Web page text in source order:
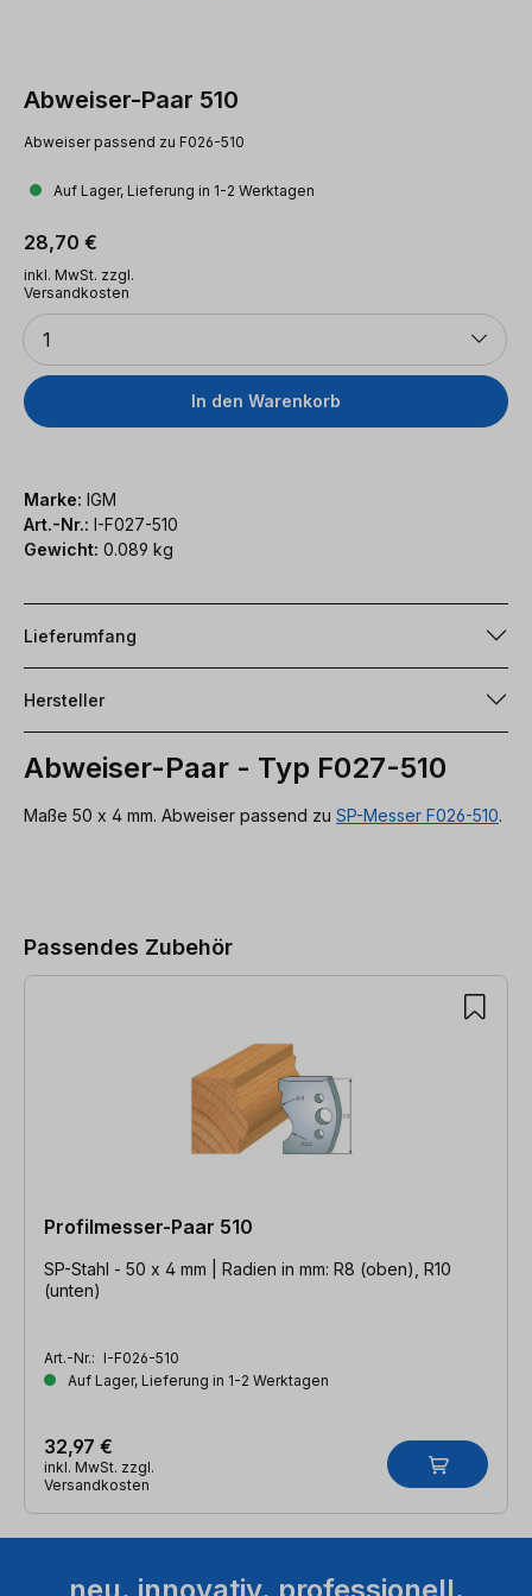
Abweiser-Paar 510
Abweiser passend zu F026-510
Auf Lager, Lieferung in 1-2 Werktagen
Regulärer Preis:
28,70 €
inkl. MwSt. zzgl.
Versandkosten
Anzahl
1
In den Warenkorb
Marke: IGM
Art.-Nr.: I-F027-510
Gewicht: 0.089 kg
Lieferumfang
Hersteller
Abweiser-Paar - Typ F027-510
Maße 50 x 4 mm. Abweiser passend zu SP-Messer F026-510.
Passendes Zubehör
Profilmesser-Paar 510
SP-Stahl - 50 x 4 mm | Radien in mm: R8 (oben), R10
(unten)
Art.-Nr.: I-F026-510
Auf Lager, Lieferung in 1-2 Werktagen
32,97 €
inkl. MwSt. zzgl.
Versandkosten